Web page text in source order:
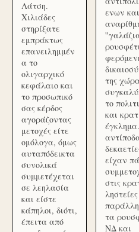
Λάτση.
Χιλιάδες
στηρίξατε
εμπράκτως
επανειλημμέν
α το
ολιγαρχικό
κεφάλαιο και
το προσωπικό
σας κέρδος
αγοράζοντας
μετοχές είτε
ομόλογα, όμως
αυταπόδεικτα
συνολικά
συμμετέχεται
σε λεηλασία
και είστε
κάπηλοι, διότι,
έπειτα από
ενων και
της
το
και
είχαν
στις
ληστείες
τα
ΝΔ και